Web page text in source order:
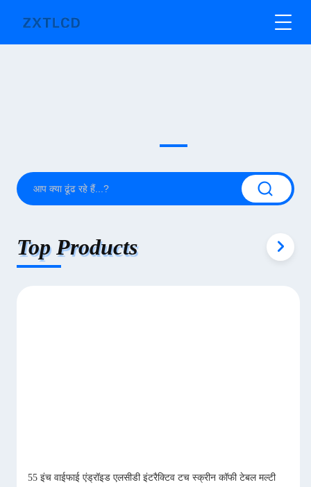
Top Products
55 इंच वाईफाई एंड्रॉइड एलसीडी इंटरैक्टिव टच स्क्रीन कॉफी टेबल मल्टी